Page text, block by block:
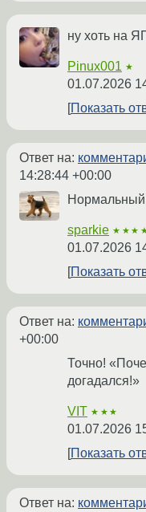
ну хоть на
Pinux001 ★
01.07.2026
Показать
Ответ на:
14:28:44 +00:00
Нормальный
sparkie
01.07.2026
Показать
Ответ на:
+00:00
Точно!
догадался!»
VIT ★★★
01.07.2026
Показать
Ответ на: